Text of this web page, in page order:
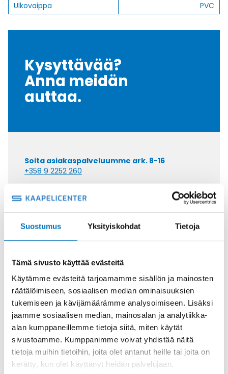
Suostumus Yksityiskohdat Tietoja
Tämä sivusto käyttää evästeitä
Käytämme evästeitä tarjoamamme sisällön ja mainosten
räätälöimiseen, sosiaalisen median ominaisuuksien
tukemiseen ja kävijämäärämme analysoimiseen. Lisäksi
jaamme sosiaalisen median, mainosalan ja analytiikka-
alan kumppaneillemme tietoja siitä, miten käytät
sivustoamme. Kumppanimme voivat yhdistää näitä
tietoja muihin tietoihin, joita olet antanut heille tai joita on
kerätty, kun olet käyttänyt heidän palvelujaan.
Ulkovaippa
PVC
Kysyttävää?
Anna meidän
auttaa.
Soita asiakaspalveluumme ark. 8-16
+358 9 2252 260
Tai lähetä sähköpostia
Saman kaapelin eri versiot
Ketjukaapeli KAWEFLEX 6110 SK-
PVC UL/CSA 18G1,5 (AWG16)
Ketjukaapeli KAWEFLEX 6110 SK-